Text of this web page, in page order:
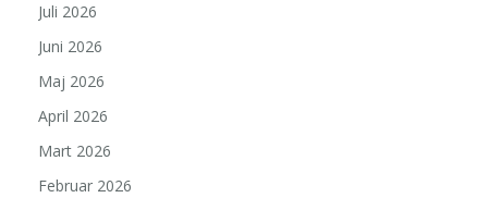
Juli 2026
Juni 2026
Maj 2026
April 2026
Mart 2026
Februar 2026